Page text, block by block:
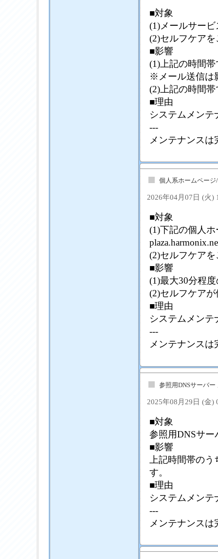
■対象
(1)メールサー
(2)セルフケア
■影響
(1)上記の時間
※メール送信は
(2)上記の時間
■理由
システムメンテ
---
メンテナンスは
個人系ホームペー
2026年04月07日 (火)
■対象
(1)下記の個人
(2)セルフケア
■影響
(1)最大30分程
(2)セルフケア
■理由
システムメンテ
---
メンテナンスは
参照用DNSサーバー
2025年08月29日 (金)
■対象
参照用DNSサー
■影響
上記時間帯の
す。
■理由
システムメンテ
---
メンテナンス